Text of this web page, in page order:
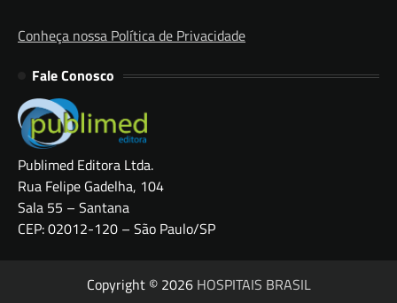
Conheça nossa Política de Privacidade
Fale Conosco
Publimed Editora Ltda.
Rua Felipe Gadelha, 104
Sala 55 – Santana
CEP: 02012-120 – São Paulo/SP
Copyright © 2026 HOSPITAIS BRASIL